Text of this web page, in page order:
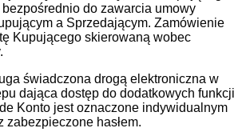
do zawarcia umowy
a Sprzedającym. Zamówienie
Kupującego skierowaną wobec
świadczona drogą elektroniczna w
dająca dostęp do dodatkowych funkcji
Konto jest oznaczone indywidualnym
zabezpieczone hasłem.